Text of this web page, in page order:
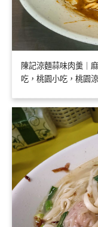
陳記涼麵蒜味肉羹｜
吃，桃園小吃，桃園